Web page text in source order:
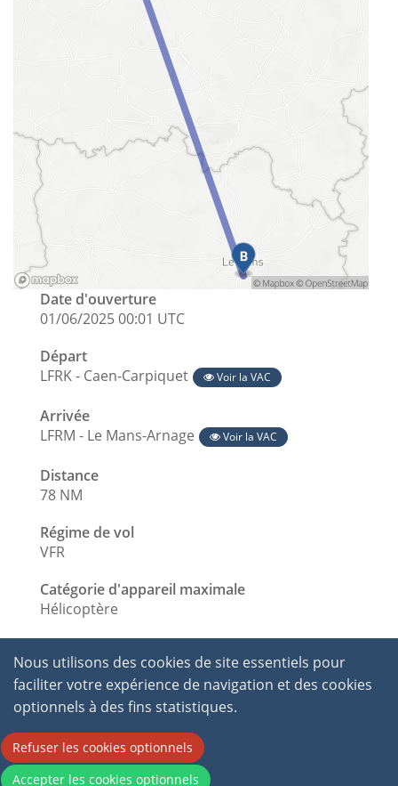
Nous utilisons des cookies de site essentiels pour
faciliter votre expérience de navigation et des cookies
optionnels à des fins statistiques.
Refuser les cookies optionnels
Accepter les cookies optionnels
Date d'ouverture
01/06/2025 00:01 UTC
Départ
LFRK - Caen-Carpiquet
Voir la VAC
Arrivée
LFRM - Le Mans-Arnage
Voir la VAC
Distance
78 NM
Régime de vol
VFR
Catégorie d'appareil maximale
Hélicoptère
2026 © International Virtual Aviation Organisation.